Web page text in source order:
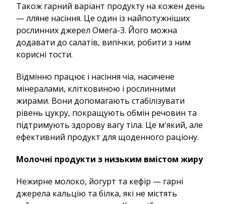
Також гарний варіант продукту на кожен день
— лляне насіння. Це один із найпотужніших
рослинних джерел Омега-3. Його можна
додавати до салатів, випічки, робити з ним
корисні тости.
Відмінно працює і насіння чіа, насичене
мінералами, клітковиною і рослинними
жирами. Вони допомагають стабілізувати
рівень цукру, покращують обмін речовин та
підтримують здорову вагу тіла. Це м'який, але
ефективний продукт для щоденного раціону.
Молочні продукти з низьким вмістом жиру
Нежирне молоко, йогурт та кефір — гарні
джерела кальцію та білка, які не містять